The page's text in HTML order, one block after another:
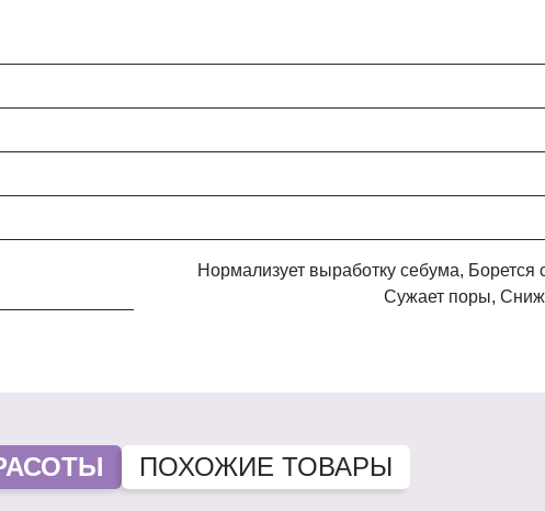
Нормализует выработку себума, Борется с высыпаниями, Выравнивает микрорельеф,
Сужает поры,
ПОХОЖИЕ ТОВАРЫ